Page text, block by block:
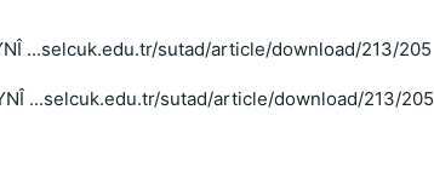
...selcuk.edu.tr/sutad/article/download/213/205
...selcuk.edu.tr/sutad/article/download/213/205